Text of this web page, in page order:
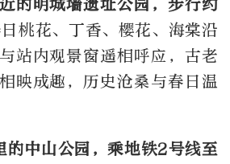
的明城墙遗址公园，步行约
桃花、丁香、樱花、海棠沿
站内观景窗遥相呼应，古老
映成趣，历史沧桑与春日温
的中山公园，乘地铁2号线至